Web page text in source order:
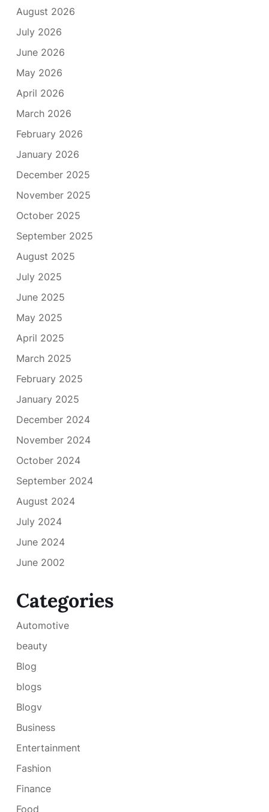
August 2026
July 2026
June 2026
May 2026
April 2026
March 2026
February 2026
January 2026
December 2025
November 2025
October 2025
September 2025
August 2025
July 2025
June 2025
May 2025
April 2025
March 2025
February 2025
January 2025
December 2024
November 2024
October 2024
September 2024
August 2024
July 2024
June 2024
June 2002
Categories
Automotive
beauty
Blog
blogs
Blogv
Business
Entertainment
Fashion
Finance
Food